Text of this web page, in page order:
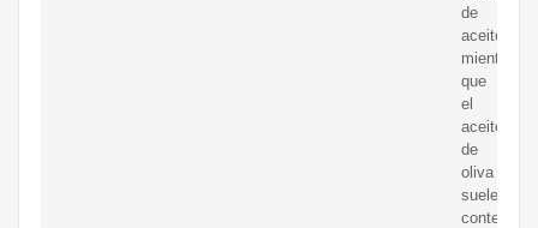
de
aceite,
mientras
que
el
aceite
de
oliva
suele
contener